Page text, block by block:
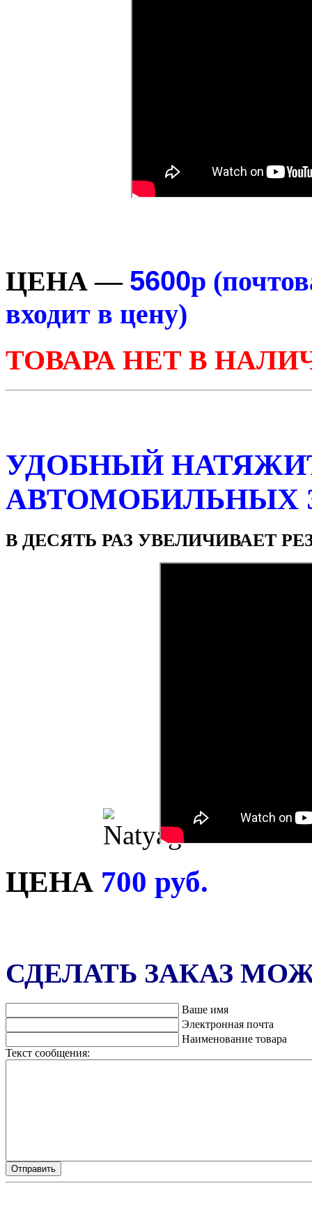
ЦЕНА — 5600р
входит в цену)
ТОВАРА НЕТ В
УДОБНЫЙ
АВТОМОБИЛЬНЫХ
В ДЕСЯТЬ РАЗ УВЕЛИЧИВАЕТ
ЦЕНА 700 руб.
СДЕЛАТЬ ЗАКАЗ
Ваше имя
Электронная почта
Наименование товара
Текст сообщения: